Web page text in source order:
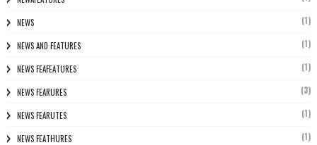
NEWS (1)
NEWS AND FEATURES (1)
NEWS FEAFEATURES (1)
NEWS FEARURES (3)
NEWS FEARUTES (1)
NEWS FEATHURES (1)